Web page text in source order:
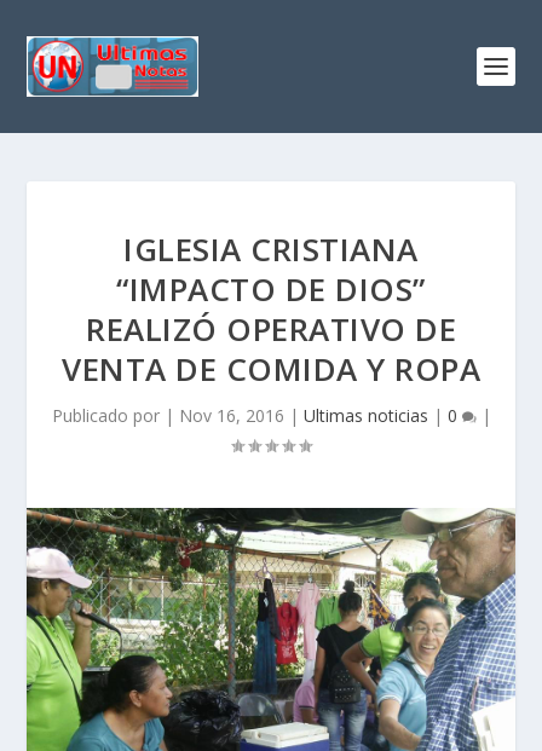
IGLESIA CRISTIANA
“IMPACTO DE DIOS”
REALIZÓ OPERATIVO DE
VENTA DE COMIDA Y ROPA
Publicado por | Nov 16, 2016 | Ultimas noticias | 0 |